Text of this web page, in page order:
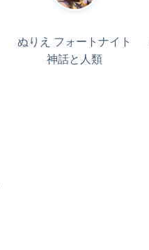
ぬりえ フォートナイト
神話と人類